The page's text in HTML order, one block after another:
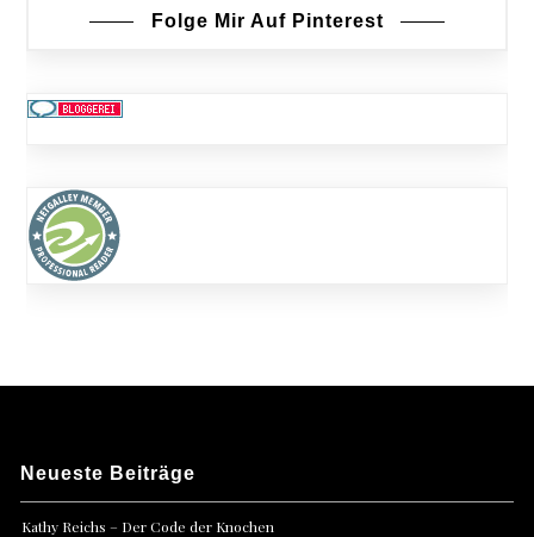
Folge Mir Auf Pinterest
Neueste Beiträge
Kathy Reichs – Der Code der Knochen